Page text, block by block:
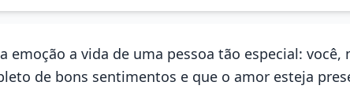
emoção a vida de uma pessoa tão especial:
de bons sentimentos e que o amor esteja